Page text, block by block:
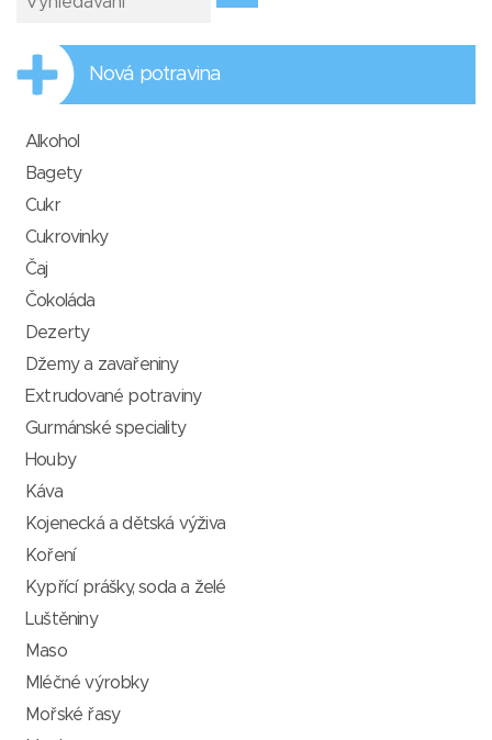
Nová potravina
Alkohol
Bagety
Cukr
Cukrovinky
Čaj
Čokoláda
Dezerty
Džemy a zavařeniny
Extrudované potraviny
Gurmánské speciality
Houby
Káva
Kojenecká a dětská výživa
Koření
Kypřící prášky, soda a želé
Luštěniny
Maso
Mléčné výrobky
Mořské řasy